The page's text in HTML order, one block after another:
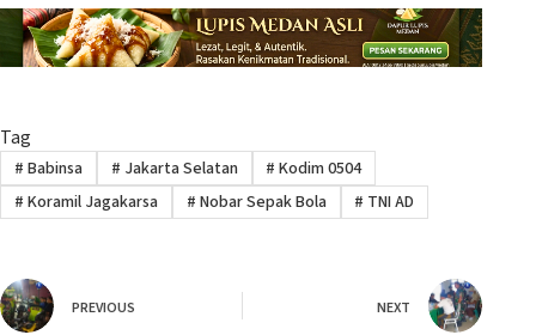
Tag
# Babinsa # Jakarta Selatan # Kodim 0504
# Koramil Jagakarsa # Nobar Sepak Bola # TNI AD
PREVIOUS NEXT